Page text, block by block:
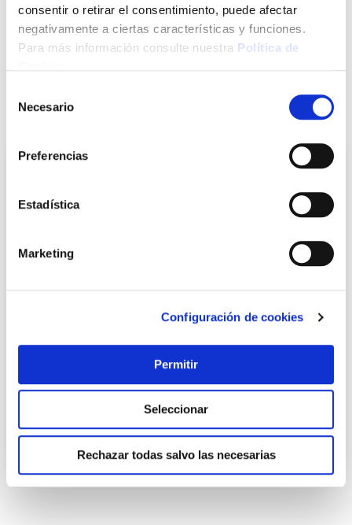
consentir o retirar el consentimiento, puede afectar
negativamente a ciertas características y funciones.
Para más información consulte nuestra Política de
Necesario
Preferencias
Estadística
Marketing
Configuración de cookies
Permitir
Seleccionar
Rechazar todas salvo las necesarias
+ INFO
Cazuela alta aluminio fundido efficient plus 28 cm -
Bra
51,50 €
Añadir al carrito